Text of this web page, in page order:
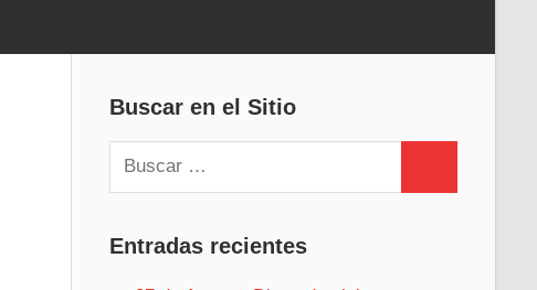
Buscar en el Sitio
Buscar:
Entradas recientes